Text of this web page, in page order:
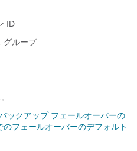
ID
グループ
ックアップ フェールオーバーの
フェールオーバーのデフォルト